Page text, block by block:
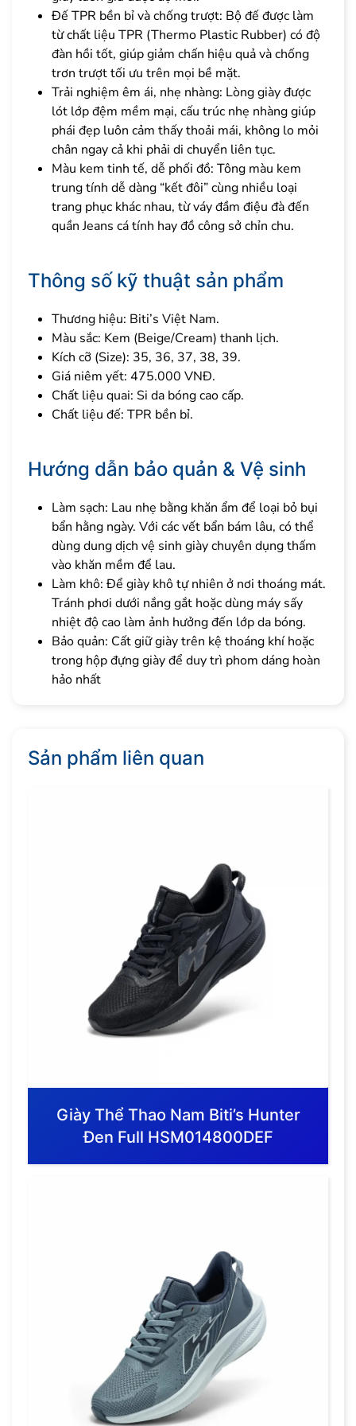
Đế TPR bền bỉ và chống trượt: Bộ đế được làm
từ chất liệu TPR (Thermo Plastic Rubber) có độ
đàn hồi tốt, giúp giảm chấn hiệu quả và chống
trơn trượt tối ưu trên mọi bề mặt.
Trải nghiệm êm ái, nhẹ nhàng: Lòng giày được
lót lớp đệm mềm mại, cấu trúc nhẹ nhàng giúp
phái đẹp luôn cảm thấy thoải mái, không lo mỏi
chân ngay cả khi phải di chuyển liên tục.
Màu kem tinh tế, dễ phối đồ: Tông màu kem
trung tính dễ dàng “kết đôi” cùng nhiều loại
trang phục khác nhau, từ váy đầm điệu đà đến
quần Jeans cá tính hay đồ công sở chỉn chu.
Thông số kỹ thuật sản phẩm
Thương hiệu: Biti’s Việt Nam.
Màu sắc: Kem (Beige/Cream) thanh lịch.
Kích cỡ (Size): 35, 36, 37, 38, 39.
Giá niêm yết: 475.000 VNĐ.
Chất liệu quai: Si da bóng cao cấp.
Chất liệu đế: TPR bền bỉ.
Hướng dẫn bảo quản & Vệ sinh
Làm sạch: Lau nhẹ bằng khăn ẩm để loại bỏ bụi
bẩn hằng ngày. Với các vết bẩn bám lâu, có thể
dùng dung dịch vệ sinh giày chuyên dụng thấm
vào khăn mềm để lau.
Làm khô: Để giày khô tự nhiên ở nơi thoáng mát.
Tránh phơi dưới nắng gắt hoặc dùng máy sấy
nhiệt độ cao làm ảnh hưởng đến lớp da bóng.
Bảo quản: Cất giữ giày trên kệ thoáng khí hoặc
trong hộp đựng giày để duy trì phom dáng hoàn
hảo nhất
Sản phẩm liên quan
Giày Thể Thao Nam Biti’s Hunter
Đen Full HSM014800DEF